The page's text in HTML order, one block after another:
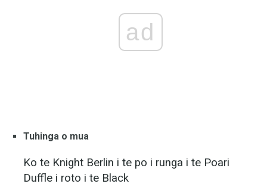
ad
Tuhinga o mua
Ko te Knight Berlin i te po i runga i te Poari
Duffle i roto i te Black